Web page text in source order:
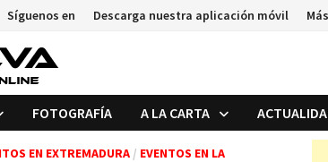
Síguenos en Descarga nuestra aplicación móvil Más
FOTOGRAFÍA A LA CARTA
EN EXTREMADURA/ EVENTOS EN LA